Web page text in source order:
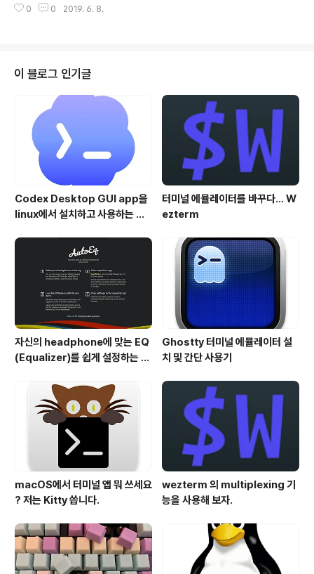
배터리의 온도가 35도가 넘는 환경에서 100..
ne XS Max, iPad Pro)을 대상으로 전면 및 후면에 배치
제공되는 이 새로운 기능을 통해 구현된 app을 사용하면,
사용자는 후면 카메라를 통해 전면 배경을 찍으면서 동시
에 셀카를 찍을 수 있거나, Wide-angle과 Telephoto
카메라를 콤비네이션으로 찍을 수 있는 등, 기존보다 훨씬
0 0 2019. 6. 8.
이 블로그 인기글
Codex Desktop GUI app을
linux에서 설치하고 사용하는 방
터미널 에뮬레이터를 바꾸다... W
ezterm
자신의 headphone에 맞는 EQ
(Equalizer)를 쉽게 설정하는 방
Ghostty 터미널 에뮬레이터 설
치 및 간단 사용기
macOS에서 터미널 앱 뭐 쓰세요
? 저는 Kitty 씁니다.
wezterm 의 multiplexing 기
능을 사용해 보자.